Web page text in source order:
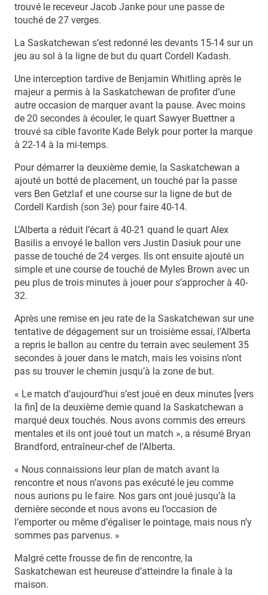
trouvé le receveur Jacob Janke pour une passe de
touché de 27 verges.
La Saskatchewan s’est redonné les devants 15-14 sur un
jeu au sol à la ligne de but du quart Cordell Kadash.
Une interception tardive de Benjamin Whitling après le
majeur a permis à la Saskatchewan de profiter d’une
autre occasion de marquer avant la pause. Avec moins
de 20 secondes à écouler, le quart Sawyer Buettner a
trouvé sa cible favorite Kade Belyk pour porter la marque
à 22-14 à la mi-temps.
Pour démarrer la deuxième demie, la Saskatchewan a
ajouté un botté de placement, un touché par la passe
vers Ben Getzlaf et une course sur la ligne de but de
Cordell Kardish (son 3e) pour faire 40-14.
L’Alberta a réduit l’écart à 40-21 quand le quart Alex
Basilis a envoyé le ballon vers Justin Dasiuk pour une
passe de touché de 24 verges. Ils ont ensuite ajouté un
simple et une course de touché de Myles Brown avec un
peu plus de trois minutes à jouer pour s’approcher à 40-
32.
Après une remise en jeu rate de la Saskatchewan sur une
tentative de dégagement sur un troisième essai, l’Alberta
a repris le ballon au centre du terrain avec seulement 35
secondes à jouer dans le match, mais les voisins n’ont
pas su trouver le chemin jusqu’à la zone de but.
« Le match d’aujourd’hui s’est joué en deux minutes [vers
la fin] de la deuxième demie quand la Saskatchewan a
marqué deux touchés. Nous avons commis des erreurs
mentales et ils ont joué tout un match », a résumé Bryan
Brandford, entraîneur-chef de l’Alberta.
« Nous connaissions leur plan de match avant la
rencontre et nous n’avons pas exécuté le jeu comme
nous aurions pu le faire. Nos gars ont joué jusqu’à la
dernière seconde et nous avons eu l’occasion de
l’emporter ou même d’égaliser le pointage, mais nous n’y
sommes pas parvenus. »
Malgré cette frousse de fin de rencontre, la
Saskatchewan est heureuse d’atteindre la finale à la
maison.